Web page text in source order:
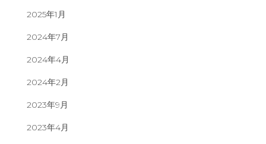
2025年1月
2024年7月
2024年4月
2024年2月
2023年9月
2023年4月